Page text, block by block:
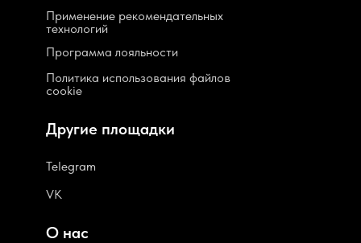
Программа лояльности
Политика использования файлов
cookie
Применение рекомендательных
технологий
Telegram
VK
О нас
Другие площадки